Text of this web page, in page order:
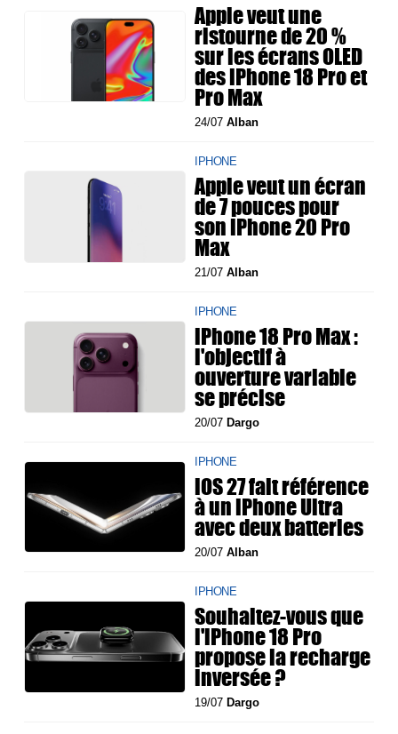
Apple veut une
ristourne de 20 %
sur les écrans OLED
des iPhone 18 Pro et
Pro Max
24/07Alban
IPHONE
Apple veut un écran
de 7 pouces pour
son iPhone 20 Pro
Max
21/07Alban
IPHONE
iPhone 18 Pro Max :
l'objectif à
ouverture variable
se précise
20/07 Dargo
IPHONE
iOS 27 fait référence
à un iPhone Ultra
avec deux batteries
20/07Alban
IPHONE
Souhaitez-vous que
l'iPhone 18 Pro
propose la recharge
inversée ?
19/07 Dargo